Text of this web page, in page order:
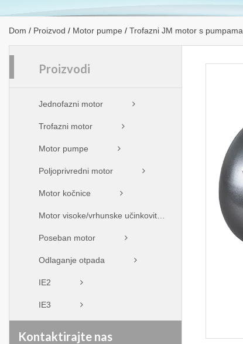
Dom / Proizvod / Motor pumpe / Trofazni JM motor s pumpama
Proizvodi
Jednofazni motor
Trofazni motor
Motor pumpe
Poljoprivredni motor
Motor kočnice
Poseban motor
Odlaganje otpada
IE2
IE3
Kontaktirajte nas